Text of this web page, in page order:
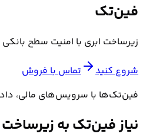
فین‌تک
زیرساخت ابری با امنیت سطح بانکی
شروع کنید
تماس با فروش
فین‌تک‌ها با سرویس‌های مالی،
نیاز فین‌تک به زیرساخت